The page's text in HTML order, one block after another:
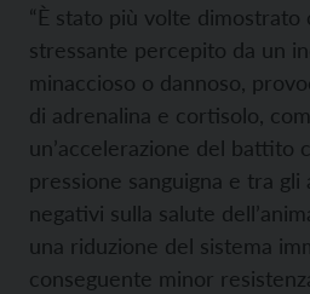
“È stato più volte
stressante percepito da un
minaccioso o dannoso,
di adrenalina e cortisolo,
un’accelerazione del battito
pressione sanguigna e tra
negativi sulla salute
una riduzione del sistema
conseguente minor